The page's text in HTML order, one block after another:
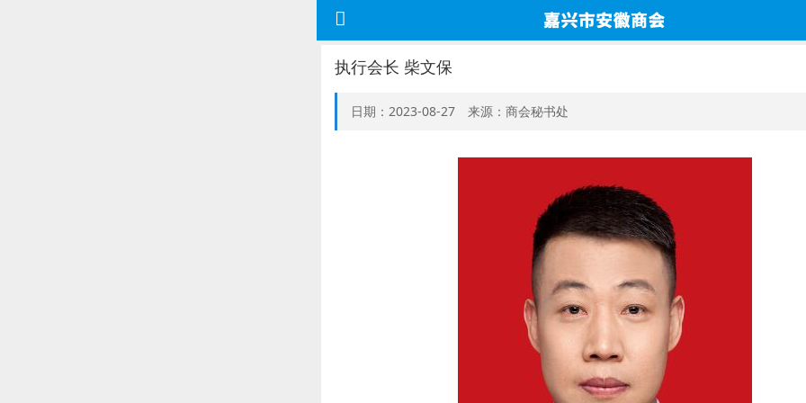
执行会长 柴文保
日期：2023-08-27 来源：商会秘书处